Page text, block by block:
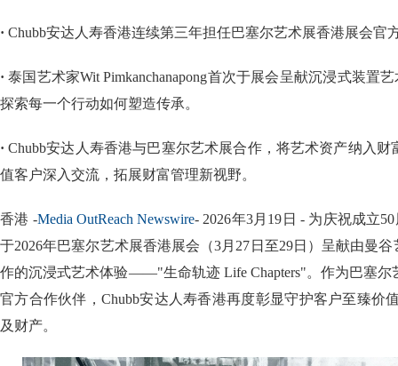
· Chubb安达人寿香港连续第三年担任巴塞尔艺术展香港展会官
·泰国艺术家Wit Pimkanchanapong首次于展会呈献沉浸式装置
探索每一个行动如何塑造传承。
·Chubb安达人寿香港与巴塞尔艺术展合作，将艺术资产纳入
值客户深入交流，拓展财富管理新视野。
香港 -Media OutReach Newswire- 2026年3月19日 - 为庆祝成立
于2026年巴塞尔艺术展香港展会（3月27日至29日）呈献由曼谷
作的沉浸式艺术体验——"生命轨迹 Life Chapters"。作为巴塞尔
官方合作伙伴，Chubb安达人寿香港再度彰显守护客户至臻价
及财产。